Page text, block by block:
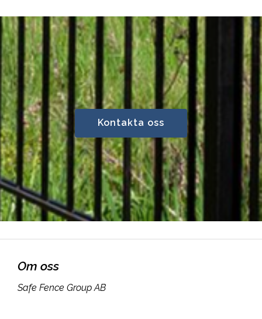
Kontakta oss
Om oss
Safe Fence Group AB